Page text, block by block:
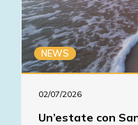
NEWS
02/07/2026
Un’estate con